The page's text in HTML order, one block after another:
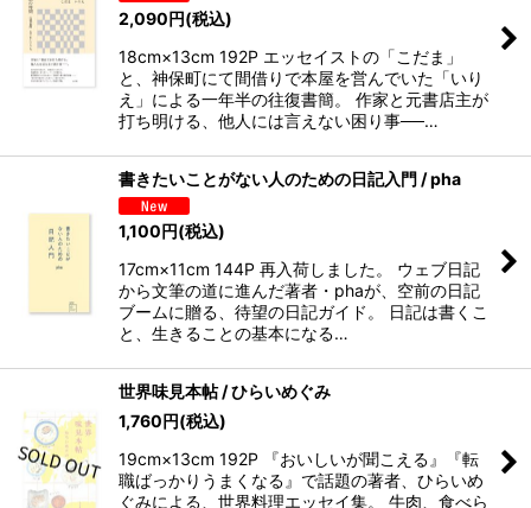
2,090円(税込)
18cm×13cm 192P エッセイストの「こだま」
と、神保町にて間借りで本屋を営んでいた「いり
え」による一年半の往復書簡。 作家と元書店主が
打ち明ける、他人には言えない困り事──…
書きたいことがない人のための日記入門 / pha
1,100円(税込)
17cm×11cm 144P 再入荷しました。 ウェブ日記
から文筆の道に進んだ著者・phaが、空前の日記
ブームに贈る、待望の日記ガイド。 日記は書くこ
と、生きることの基本になる…
世界味見本帖 / ひらいめぐみ
1,760円(税込)
19cm×13cm 192P 『おいしいが聞こえる』『転
職ばっかりうまくなる』で話題の著者、ひらいめ
ぐみによる、世界料理エッセイ集。 牛肉、食べら